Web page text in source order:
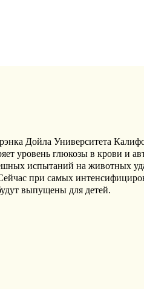
Дойла Университета
уровень глюкозы в крови и
испытаний на животных
при самых
выпущены для детей.